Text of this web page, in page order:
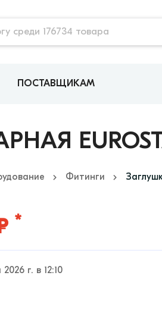
ПОСТАВЩИКАМ
Фитинги
*
г. в 12:10